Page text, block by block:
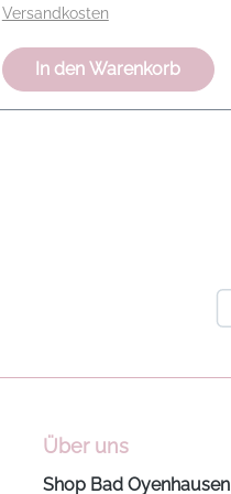
eine moderne, feminine
Note. Die flexible,
elegante Silhouette wird
durch eine schwarze,
Classic Mary Jane
Ballerina Farbe True Red
Versandkosten
In den Warenkorb
Über uns
Shop Bad Oyenhausen